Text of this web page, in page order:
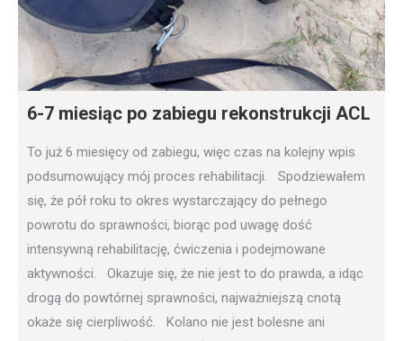
6-7 miesiąc po zabiegu rekonstrukcji ACL
To już 6 miesięcy od zabiegu, więc czas na kolejny wpis
podsumowujący mój proces rehabilitacji. Spodziewałem
się, że pół roku to okres wystarczający do pełnego
powrotu do sprawności, biorąc pod uwagę dość
intensywną rehabilitację, ćwiczenia i podejmowane
aktywności. Okazuje się, że nie jest to do prawda, a idąc
drogą do powtórnej sprawności, najważniejszą cnotą
okaże się cierpliwość. Kolano nie jest bolesne ani